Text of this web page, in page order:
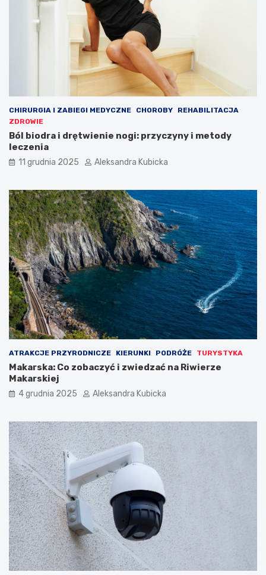
CHIRURGIA I ZABIEGI MEDYCZNE CHOROBY
REHABILITACJA
ZDROWIE
Ból biodra i drętwienie nogi: przyczyny i metody
leczenia
11 grudnia 2025 Aleksandra Kubicka
ATRAKCJE PRZYRODNICZE KIERUNKI PODRÓŻE TURYSTYKA
Makarska: Co zobaczyć i zwiedzać na Riwierze
Makarskiej
4 grudnia 2025 Aleksandra Kubicka